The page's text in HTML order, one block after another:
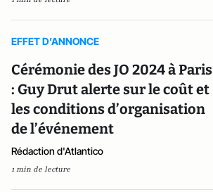
EFFET D’ANNONCE
Cérémonie des JO 2024 à Paris
: Guy Drut alerte sur le coût et
les conditions d’organisation
de l’événement
Rédaction d'Atlantico
1 min de lecture